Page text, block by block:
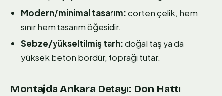
Modern/minimal tasarım:corten çelik, hem
sınır hem tasarım öğesidir.
Sebze/yükseltilmiş tarh:doğal taş ya da
yüksek beton bordür, toprağı tutar.
Montajda Ankara Detayı: Don Hattı